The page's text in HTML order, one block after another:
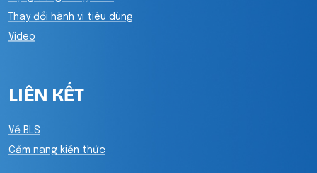
Thay đổi hành vi tiêu dùng
Video
LIÊN KẾT
Về BLS
Cẩm nang kiến thức